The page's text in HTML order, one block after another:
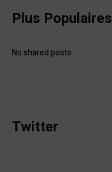
Plus Populaires
No shared posts
Twitter